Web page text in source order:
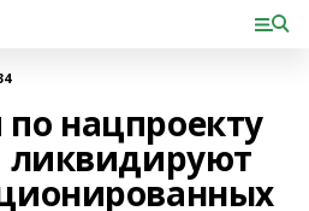
нацпроекту
ликвидируют